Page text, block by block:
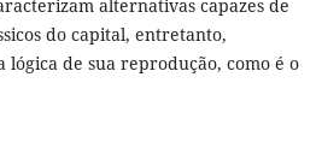
alternativas capazes de
do capital, entretanto,
lógica de sua reprodução, como é o